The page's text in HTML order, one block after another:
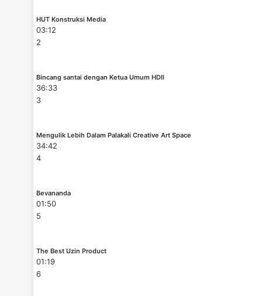
HUT Konstruksi Media
03:12
2
Bincang santai dengan Ketua Umum HDII
36:33
3
Mengulik Lebih Dalam Palakali Creative Art Space
34:42
4
Bevananda
01:50
5
The Best Uzin Product
01:19
6